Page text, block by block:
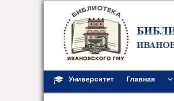
Университет Главная